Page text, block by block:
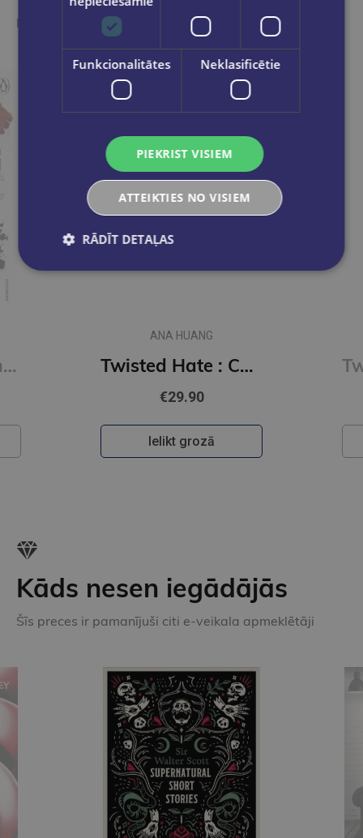
Ieskaties, varbūt noder
Tempting Venom : #3 The Vipers series
ANA HUANG
Twisted Hate : Collector's Edition
€29.90
Ielikt grozā
Kāds nesen iegādājās
Šīs preces ir pamanījuši citi e-veikala apmeklētāji
Funkcionalitātes Neklasificētie
PIEKRIST VISIEM
ATTEIKTIES NO VISIEM
RĀDĪT DETAĻAS